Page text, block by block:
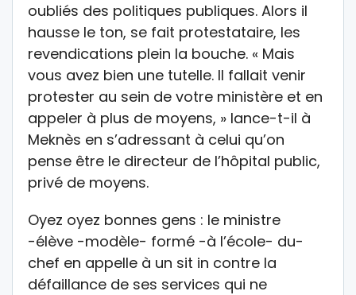
oubliés des politiques publiques. Alors il
hausse le ton, se fait protestataire, les
revendications plein la bouche. « Mais
vous avez bien une tutelle. Il fallait venir
protester au sein de votre ministère et en
appeler à plus de moyens, » lance-t-il à
Meknès en s’adressant à celui qu’on
pense être le directeur de l’hôpital public,
privé de moyens.
Oyez oyez bonnes gens : le ministre
-élève -modèle- formé -à l’école- du-
chef en appelle à un sit in contre la
défaillance de ses services qui ne